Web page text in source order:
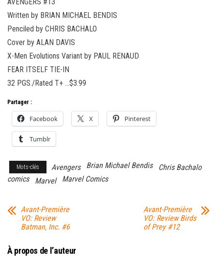
Written by BRIAN MICHAEL BENDIS
Penciled by CHRIS BACHALO
Cover by ALAN DAVIS
X-Men Evolutions Variant by PAUL RENAUD
FEAR ITSELF TIE-IN
32 PGS./Rated T+ …$3.99
Partager :
Facebook X Pinterest
Tumblr
Mots-clés Avengers Brian Michael Bendis
Chris Bachalo
comics
Marvel Marvel Comics
Avant-Première
VO: Review
Batman, Inc. #6
Avant-Première
VO: Review Birds
of Prey #12
À propos de l’auteur